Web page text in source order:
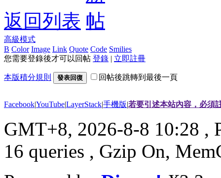
返回列表
高級模式
B Color Image Link Quote Code Smilies
您需要登錄後才可以回帖 登錄 | 立即註冊
本版積分規則 發表回復 回帖後跳轉到最後一頁
Facebook|YouTube|LayerStack|手機版|若要引述本站內容，必須
GMT+8, 2026-8-8 10:28 ,
16 queries , Gzip On,